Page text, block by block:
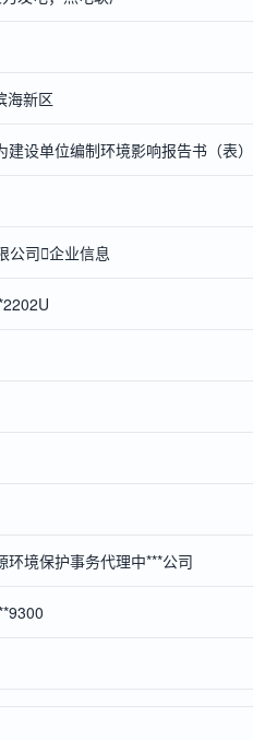
海新区
建设单位编制环境影响报告书（表）
公司企业信息
环境保护事务代理中***公司